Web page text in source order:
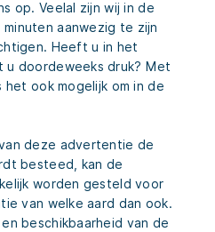
op. Veelal zijn wij in de
aanwezig te zijn
Heeft u in het
doordeweeks druk? Met
ook mogelijk om in de
deze advertentie de
besteed, kan de
worden gesteld voor
van welke aard dan ook.
beschikbaarheid van de